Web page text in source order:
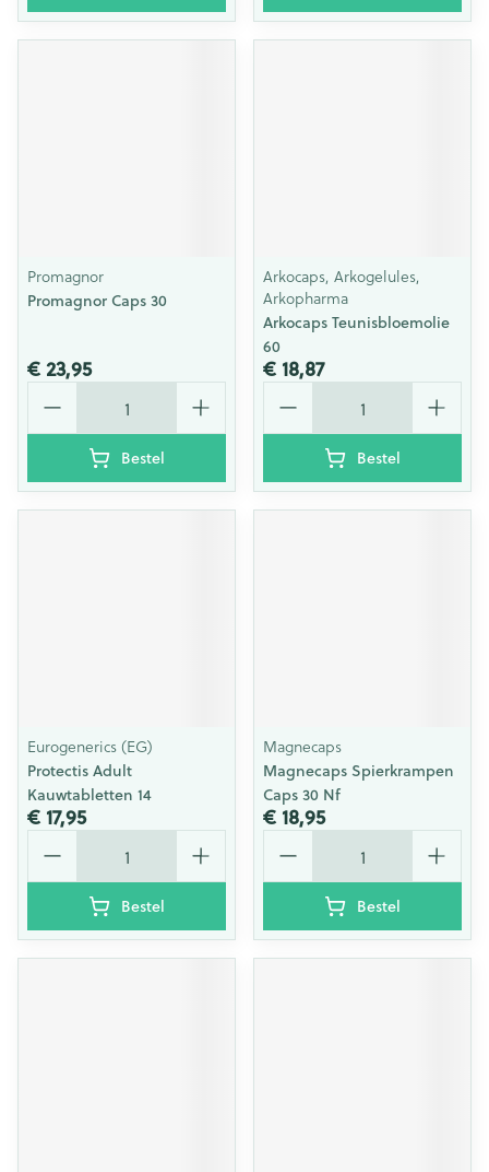
Promagnor
Promagnor Caps 30
€ 23,95
Aantal
Bestel
Arkocaps, Arkogelules,
Arkopharma
Arkocaps Teunisbloemolie
60
€ 18,87
Aantal
Bestel
Eurogenerics (EG)
Protectis Adult
Kauwtabletten 14
€ 17,95
Aantal
Bestel
Magnecaps
Magnecaps Spierkrampen
Caps 30 Nf
€ 18,95
Aantal
Bestel